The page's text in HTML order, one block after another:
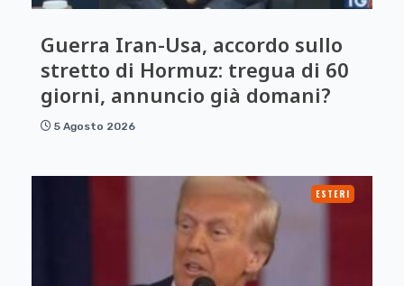
Guerra Iran-Usa, accordo sullo
stretto di Hormuz: tregua di 60
giorni, annuncio già domani?
5 Agosto 2026
ESTERI